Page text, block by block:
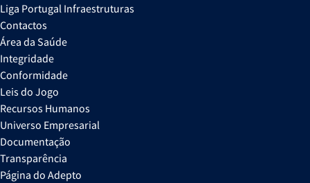
Liga Portugal Infraestruturas
Contactos
Área da Saúde
Integridade
Conformidade
Leis do Jogo
Recursos Humanos
Universo Empresarial
Documentação
Transparência
Página do Adepto